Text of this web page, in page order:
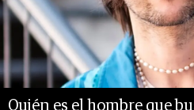
Quién es el hombre que